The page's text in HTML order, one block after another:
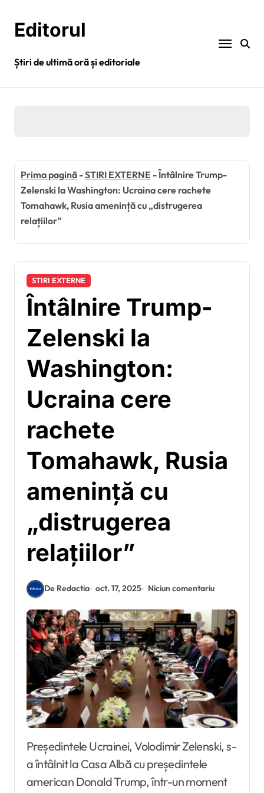
conținutEditorul
Știri de ultimă oră și editoriale
Prima pagină -STIRI EXTERNE -Întâlnire Trump-
Zelenski la Washington: Ucraina cere rachete
Tomahawk, Rusia amenință cu „distrugerea
relațiilor”
STIRI EXTERNE
Întâlnire Trump-
Zelenski la
Washington:
Ucraina cere
rachete
Tomahawk, Rusia
amenință cu
„distrugerea
relațiilor”
De Redactia oct. 17, 2025 Niciun comentariu
Președintele Ucrainei, Volodimir Zelenski, s-
a întâlnit la Casa Albă cu președintele
american Donald Trump, într-un moment